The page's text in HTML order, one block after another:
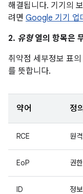
해결됩니다. 기기의
려면 Google 기기 업
2. 유형열의 항목은
취약점 세부정보 표의
를 뜻합니다.
약어 정의
RCE 원
EoP 권
ID 정